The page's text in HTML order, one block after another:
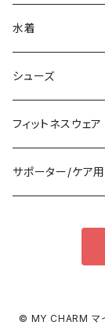
その他
オールインワン
ロング/マキシ
袖付き
ノースリーブ
パンツドレス
クラッチバッグ
フォーマルバッグ
カジュアルバッグ
バックパック
その他
ブラ/ブラトップ/ベ
ショーツ
タンクトップ/キャ
半袖/5分
ペチコート/ペチ
水着
タンキニ
バンドゥビキニ
ワンピース
シューズ
スニーカー
ブーツ
その他
フィットネスウェア
セット販売
タイツ
サポーター/ケア
© MY CHARM マイ